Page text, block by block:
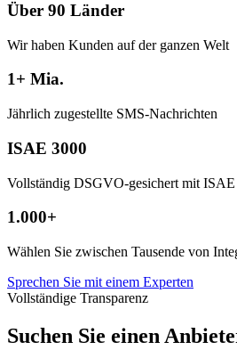
Über 90 Länder
Wir haben Kunden auf der ganzen Welt
1+ Mia.
Jährlich zugestellte SMS-Nachrichten
ISAE 3000
Vollständig DSGVO-gesichert mit
1.000+
Wählen Sie zwischen Tausende von
Sprechen Sie mit einem Experten
Vollständige Transparenz
Suchen Sie einen